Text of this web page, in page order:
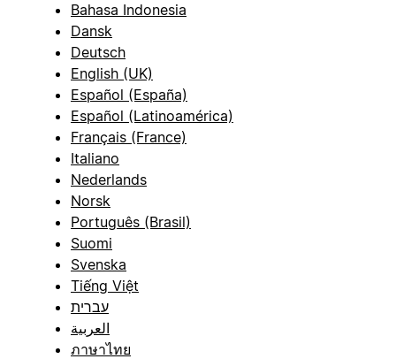
Bahasa Indonesia
Dansk
Deutsch
English (UK)
Español (España)
Español (Latinoamérica)
Français (France)
Italiano
Nederlands
Norsk
Português (Brasil)
Suomi
Svenska
Tiếng Việt
עברית
العربية
ภาษาไทย